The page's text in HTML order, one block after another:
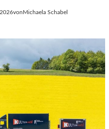
vonMichaela Schabel